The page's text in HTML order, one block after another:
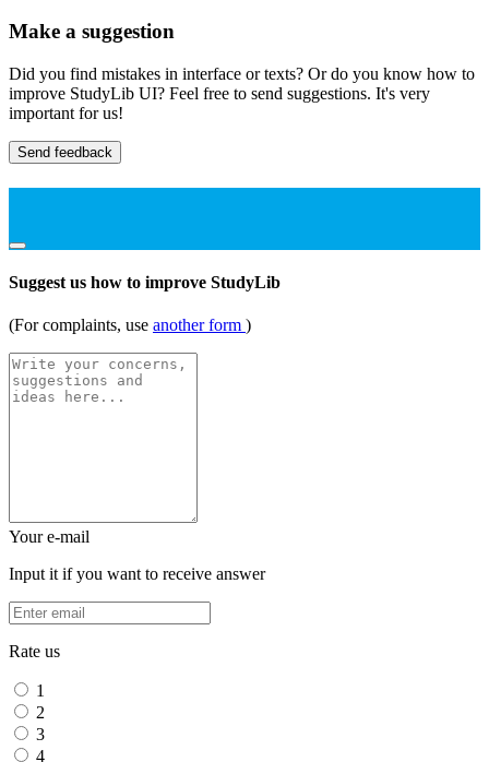
Make a suggestion
Did you find mistakes in interface or texts? Or do you know how to
improve StudyLib UI? Feel free to send suggestions. It's very
important for us!
Send feedback
Suggest us how to improve StudyLib
(For complaints, use another form )
Your e-mail
Input it if you want to receive answer
Rate us
1
2
3
4